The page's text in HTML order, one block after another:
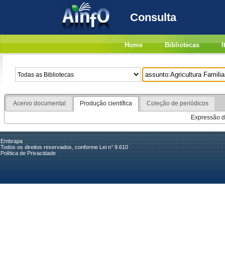
Consulta
Home Bibliotecas
Acervo documental Produção científica
Coleção de periódicos
Expressão
Embrapa
Todos os direitos reservados, conforme Lei n° 9.610
Política de Privacidade